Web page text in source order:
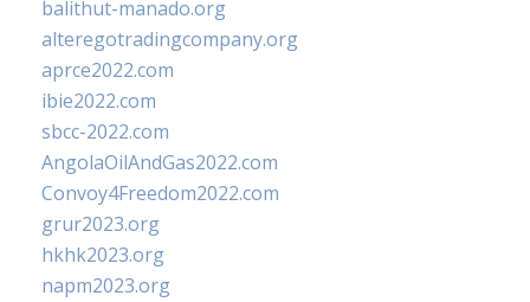
balithut-manado.org
alteregotradingcompany.org
aprce2022.com
ibie2022.com
sbcc-2022.com
AngolaOilAndGas2022.com
Convoy4Freedom2022.com
grur2023.org
hkhk2023.org
napm2023.org